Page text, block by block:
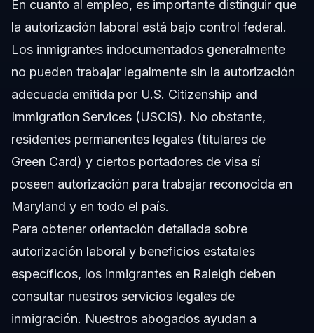
En cuanto al empleo, es importante distinguir que
la autorización laboral está bajo control federal.
Los inmigrantes indocumentados generalmente
no pueden trabajar legalmente sin la autorización
adecuada emitida por U.S. Citizenship and
Immigration Services (USCIS). No obstante,
residentes permanentes legales (titulares de
Green Card) y ciertos portadores de visa sí
poseen autorización para trabajar reconocida en
Maryland y en todo el país.
Para obtener orientación detallada sobre
autorización laboral y beneficios estatales
específicos, los inmigrantes en Raleigh deben
consultar nuestros servicios legales de
inmigración. Nuestros abogados ayudan a